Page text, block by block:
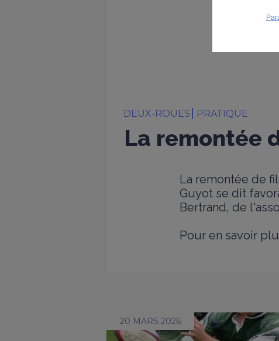
DEUX-ROUES PRATIQUE
La remontée
La remontée de
Guyot se dit
Bertrand, de
Pour en savoir
20 MARS 2026